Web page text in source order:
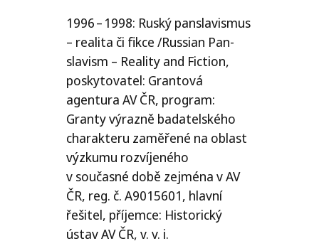
1996 – 1998: Ruský panslavismus
– realita či fikce /​Russian Pan-
slavism – Reality and Fiction,
poskytovatel: Grantová
agenturaAVČR, program:
Granty výrazně badatelského
charakteru zaměřené na oblast
výzkumu rozvíjeného
v současné době zejména vAV
ČR, reg. č.A9015601, hlavní
řešitel, příjemce: Historický
ústavAVČR, v. v. i.